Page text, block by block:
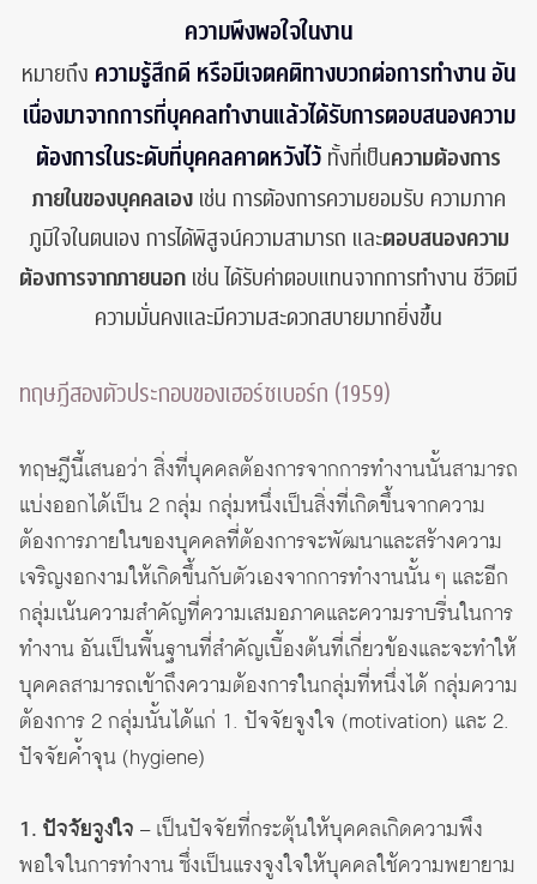
ความพึงพอใจในงาน
หมายถึง ความรู้สึกดี หรือมีเจตคติทางบวกต่อการทำงาน อัน
เนื่องมาจากการที่บุคคลทำงานแล้วได้รับการตอบสนองความ
ต้องการในระดับที่บุคคลคาดหวังไว้ ทั้งที่เป็นความต้องการ
ภายในของบุคคลเองเช่น การต้องการความยอมรับ ความภาค
ภูมิใจในตนเอง การได้พิสูจน์ความสามารถ และตอบสนองความ
ต้องการจากภายนอก เช่น ได้รับค่าตอบแทนจากการทำงาน ชีวิตมี
ความมั่นคงและมีความสะดวกสบายมากยิ่งขึ้น
ทฤษฎีสองตัวประกอบของเฮอร์ซเบอร์ก (1959)
ทฤษฎีนี้เสนอว่า สิ่งที่บุคคลต้องการจากการทำงานนั้นสามารถ
แบ่งออกได้เป็น 2 กลุ่ม กลุ่มหนึ่งเป็นสิ่งที่เกิดขึ้นจากความ
ต้องการภายในของบุคคลที่ต้องการจะพัฒนาและสร้างความ
เจริญงอกงามให้เกิดขึ้นกับตัวเองจากการทำงานนั้น ๆ และอีก
กลุ่มเน้นความสำคัญที่ความเสมอภาคและความราบรื่นในการ
ทำงาน อันเป็นพื้นฐานที่สำคัญเบื้องต้นที่เกี่ยวข้องและจะทำให้
บุคคลสามารถเข้าถึงความต้องการในกลุ่มที่หนึ่งได้ กลุ่มความ
ต้องการ 2 กลุ่มนั้นได้แก่ 1. ปัจจัยจูงใจ (motivation) และ 2.
ปัจจัยค้ำจุน (hygiene)
1. ปัจจัยจูงใจ – เป็นปัจจัยที่กระตุ้นให้บุคคลเกิดความพึง
พอใจในการทำงาน ซึ่งเป็นแรงจูงใจให้บุคคลใช้ความพยายาม